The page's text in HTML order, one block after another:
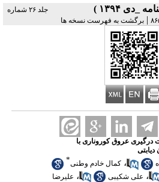
جلد ۲۶ شماره
|برگشت به فهرست نسخه ها
درگیری عروق کوروناری با
، کمال خادم وطنی*
، علی شکیبی ، علیرضا